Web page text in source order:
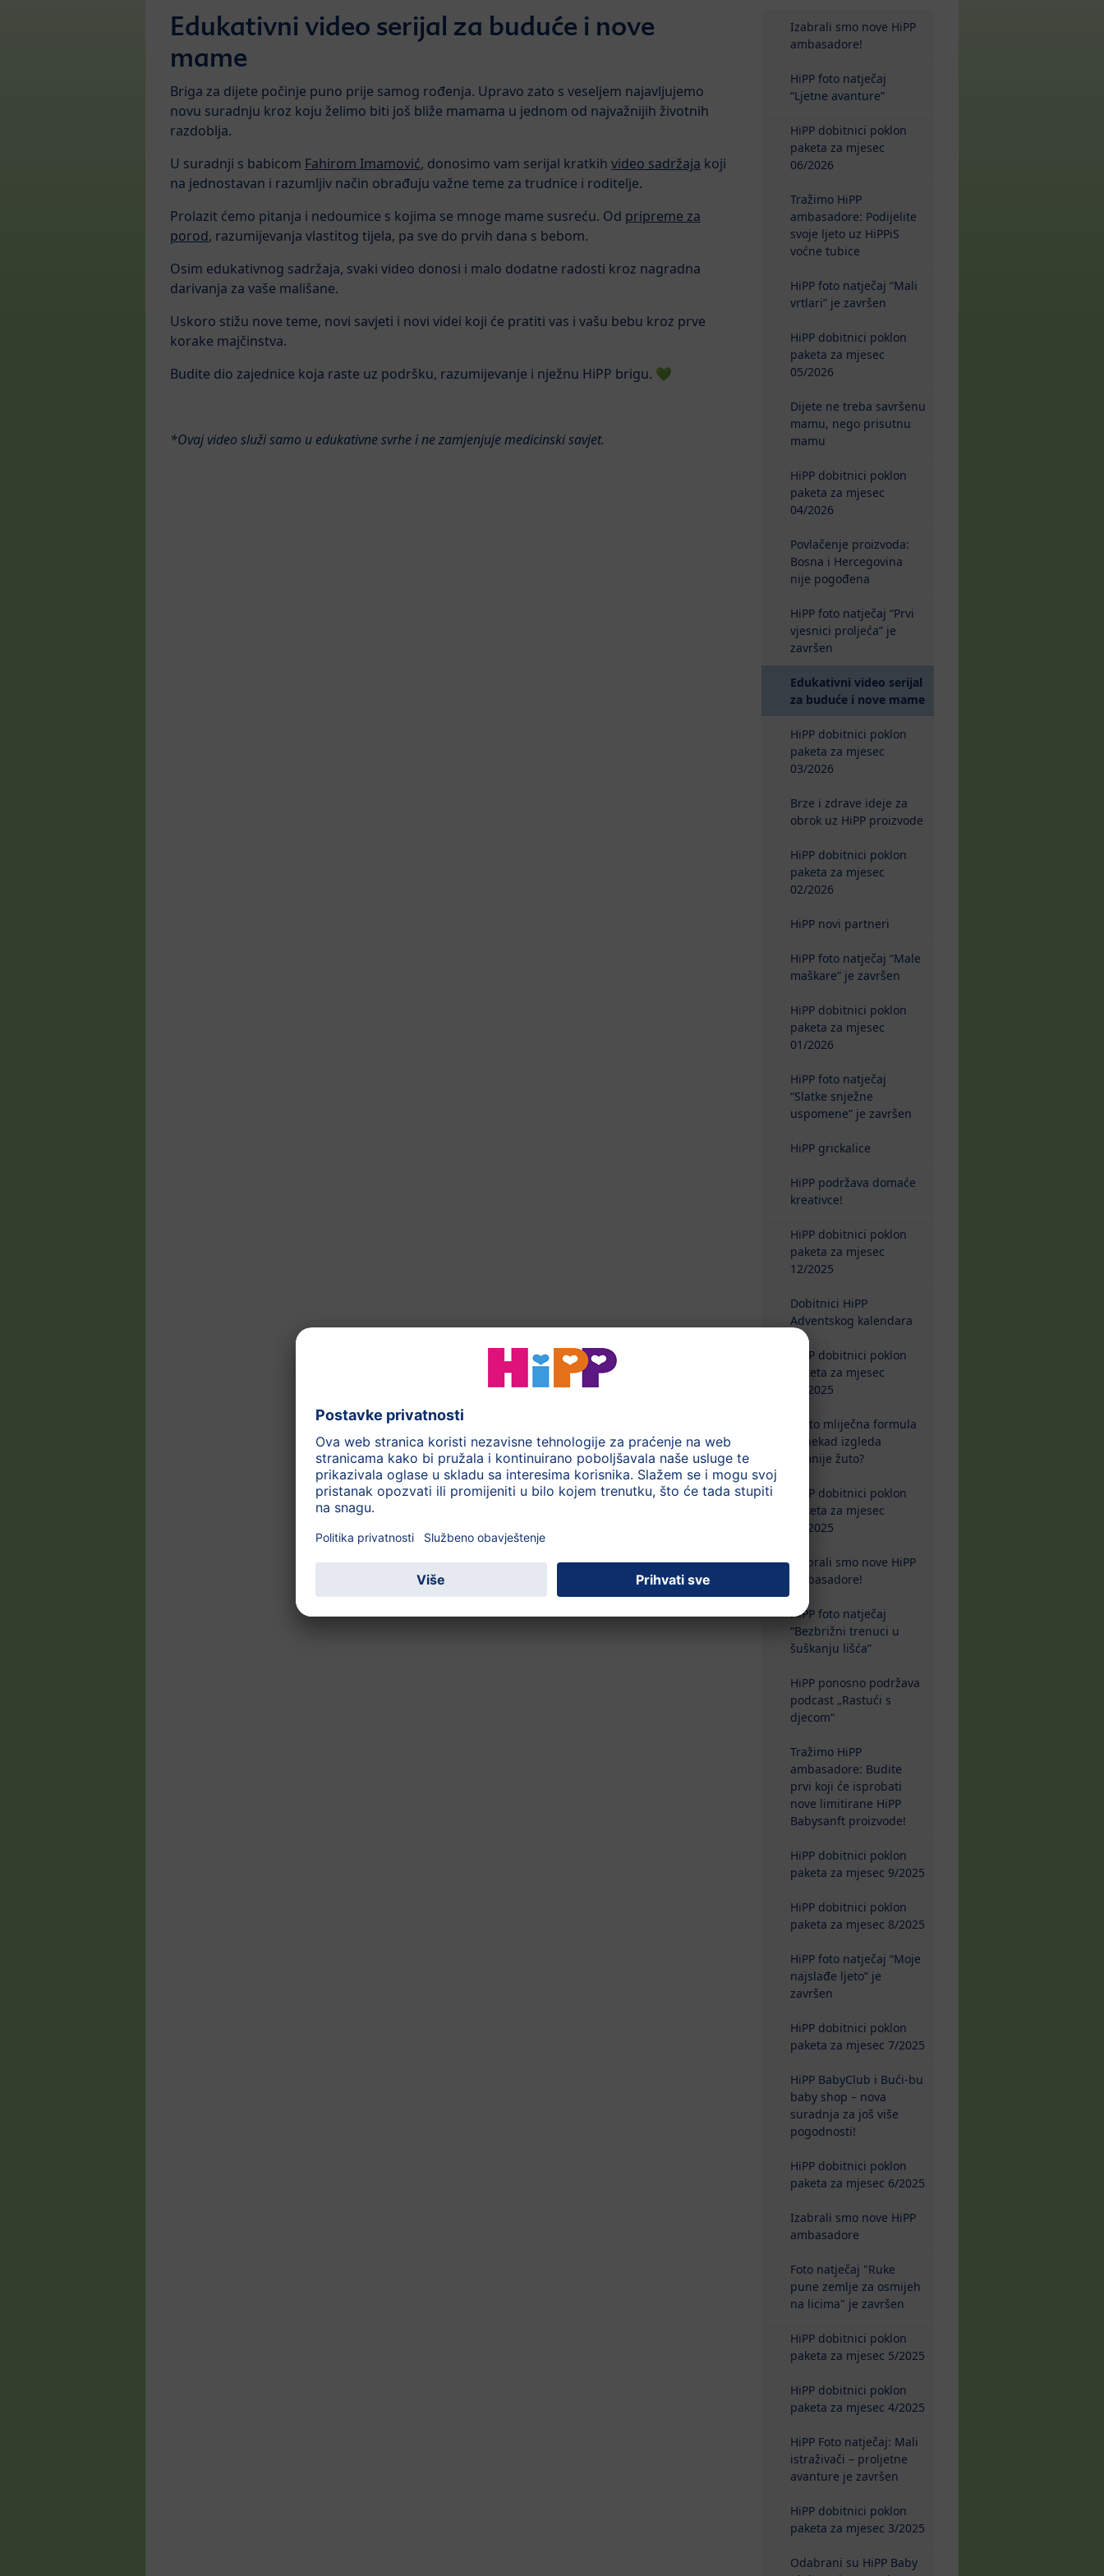
Edukativni video serijal za buduće i nove
mame
Briga za dijete počinje puno prije samog rođenja. Upravo zato s veseljem najavljujemo
novu suradnju kroz koju želimo biti još bliže mamama u jednom od najvažnijih životnih
razdoblja.
U suradnji s babicom Fahirom Imamović, donosimo vam serijal kratkih video sadržaja koji
na jednostavan i razumljiv način obrađuju važne teme za trudnice i roditelje.
Prolazit ćemo pitanja i nedoumice s kojima se mnoge mame susreću. Od pripreme za
porod, razumijevanja vlastitog tijela, pa sve do prvih dana s bebom.
Osim edukativnog sadržaja, svaki video donosi i malo dodatne radosti kroz nagradna
darivanja za vaše mališane.
Uskoro stižu nove teme, novi savjeti i novi videi koji će pratiti vas i vašu bebu kroz prve
korake majčinstva.
Budite dio zajednice koja raste uz podršku, razumijevanje i nježnu HiPP brigu. 💚
*Ovaj video služi samo u edukativne svrhe i ne zamjenjuje medicinski savjet.
Izabrali smo nove HiPP
ambasadore!
HiPP foto natječaj
“Ljetne avanture”
HiPP dobitnici poklon
paketa za mjesec
06/2026
Tražimo HiPP
ambasadore: Podijelite
svoje ljeto uz HiPPiS
voćne tubice
HiPP foto natječaj “Mali
vrtlari” je završen
HiPP dobitnici poklon
paketa za mjesec
05/2026
Dijete ne treba savršenu
mamu, nego prisutnu
mamu
HiPP dobitnici poklon
paketa za mjesec
04/2026
Povlačenje proizvoda:
Bosna i Hercegovina
nije pogođena
HiPP foto natječaj “Prvi
vjesnici proljeća” je
završen
Edukativni video serijal
za buduće i nove mame(current)
HiPP dobitnici poklon
paketa za mjesec
03/2026
Brze i zdrave ideje za
obrok uz HiPP proizvode
HiPP dobitnici poklon
paketa za mjesec
02/2026
HiPP novi partneri
HiPP foto natječaj “Male
maškare” je završen
HiPP dobitnici poklon
paketa za mjesec
01/2026
HiPP foto natječaj
“Slatke snježne
uspomene” je završen
HiPP grickalice
HiPP podržava domaće
kreativce!
HiPP dobitnici poklon
paketa za mjesec
12/2025
Dobitnici HiPP
Adventskog kalendara
HiPP dobitnici poklon
paketa za mjesec
11/2025
Zašto mliječna formula
ponekad izgleda
tamnije žuto?
HiPP dobitnici poklon
paketa za mjesec
10/2025
Izabrali smo nove HiPP
ambasadore!
HiPP foto natječaj
“Bezbrižni trenuci u
šuškanju lišća”
HiPP ponosno podržava
podcast „Rastući s
djecom“
Tražimo HiPP
ambasadore: Budite
prvi koji će isprobati
nove limitirane HiPP
Babysanft proizvode!
HiPP dobitnici poklon
paketa za mjesec 9/2025
HiPP dobitnici poklon
paketa za mjesec 8/2025
HiPP foto natječaj “Moje
najslađe ljeto” je
završen
HiPP dobitnici poklon
paketa za mjesec 7/2025
HiPP BabyClub i Bući-bu
baby shop – nova
suradnja za još više
pogodnosti!
HiPP dobitnici poklon
paketa za mjesec 6/2025
Izabrali smo nove HiPP
ambasadore
Foto natječaj "Ruke
pune zemlje za osmijeh
na licima" je završen
HiPP dobitnici poklon
paketa za mjesec 5/2025
HiPP dobitnici poklon
paketa za mjesec 4/2025
HiPP Foto natječaj: Mali
istraživači – proljetne
avanture je završen
HiPP dobitnici poklon
paketa za mjesec 3/2025
Odabrani su HiPP Baby